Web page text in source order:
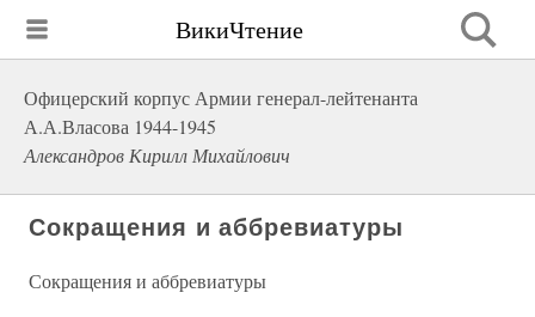
ВикиЧтение
Офицерский корпус Армии генерал-лейтенанта
А.А.Власова 1944-1945
Александров Кирилл Михайлович
Сокращения и аббревиатуры
Сокращения и аббревиатуры